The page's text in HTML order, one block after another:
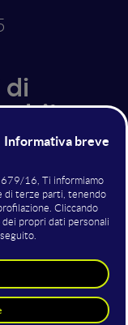
di
di attribuzione?
il percorso
di
a migliorare i